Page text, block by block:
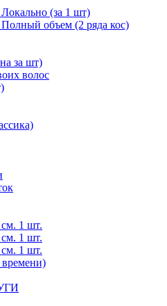
(за 1 шт)
объем (2 ряда кос)
за шт)
волос
1 шт.
1 шт.
1 шт.